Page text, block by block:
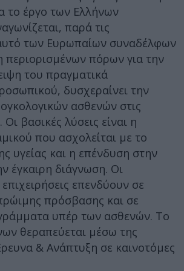
το έργο των Ελλήνων
παρά τις
των Ευρωπαίων συναδέλφων
περιορισμένων πόρων για την
του πραγματικά
δυσχεραίνει την
ασθενών στις
βασικές λύσεις είναι η
που ασχολείται με το
υγείας και η επένδυση στην
έγκαιρη διάγνωση. Οι
επενδύουν σε
πρόσβασης και σε
υπέρ των ασθενών. Το
θεραπεύεται μέσω της
& Ανάπτυξη σε καινοτόμες